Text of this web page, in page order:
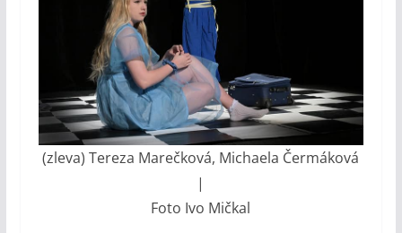
(zleva) Tereza Marečková, Michaela Čermáková
|
Foto Ivo Mičkal